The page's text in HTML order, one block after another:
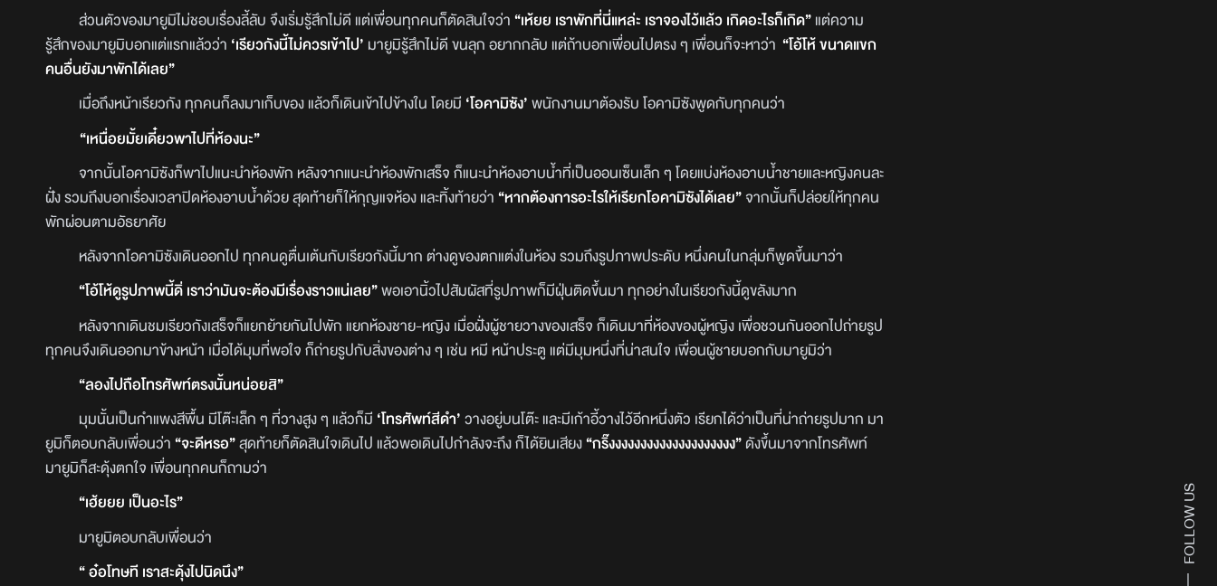
ส่วนตัวของมายูมิไม่ชอบเรื่องลี้ลับ จึงเริ่มรู้สึกไม่ดี แต่เพื่อนทุกคนก็ตัดสินใจว่า“เห้ยย เราพักที่นี่แหล่ะ เราจองไว้แล้ว เกิดอะไรก็เกิด”แต่ความ
รู้สึกของมายูมิบอกแต่แรกแล้วว่า ‘เรียวกังนี้ไม่ควรเข้าไป’ มายูมิรู้สึกไม่ดี ขนลุก อยากกลับ แต่ถ้าบอกเพื่อนไปตรง ๆ เพื่อนก็จะหาว่า “โอ้โห้ ขนาดแขก
คนอื่นยังมาพักได้เลย”
เมื่อถึงหน้าเรียวกัง ทุกคนก็ลงมาเก็บของ แล้วก็เดินเข้าไปข้างใน โดยมี ‘โอคามิซัง’พนักงานมาต้องรับ โอคามิซังพูดกับทุกคนว่า
“เหนื่อยมั้ยเดี๋ยวพาไปที่ห้องนะ”
จากนั้นโอคามิซังก็พาไปแนะนำห้องพัก หลังจากแนะนำห้องพักเสร็จ ก็แนะนำห้องอาบน้ำที่เป็นออนเซ็นเล็ก ๆ โดยแบ่งห้องอาบน้ำชายและหญิงคนละ
ฝั่ง รวมถึงบอกเรื่องเวลาปิดห้องอาบน้ำด้วย สุดท้ายก็ให้กุญแจห้อง และทิ้งท้ายว่า“หากต้องการอะไรให้เรียกโอคามิซังได้เลย”จากนั้นก็ปล่อยให้ทุกคน
พักผ่อนตามอัธยาศัย
หลังจากโอคามิซังเดินออกไป ทุกคนดูตื่นเต้นกับเรียวกังนี้มาก ต่างดูของตกแต่งในห้อง รวมถึงรูปภาพประดับ หนึ่งคนในกลุ่มก็พูดขึ้นมาว่า
“โอ้โห้ดูรูปภาพนี้ดิ่ เราว่ามันจะต้องมีเรื่องราวแน่เลย”พอเอานิ้วไปสัมผัสที่รูปภาพก็มีฝุ่นติดขึ้นมา ทุกอย่างในเรียวกังนี้ดูขลังมาก
หลังจากเดินชมเรียวกังเสร็จก็แยกย้ายกันไปพัก แยกห้องชาย-หญิง เมื่อฝั่งผู้ชายวางของเสร็จ ก็เดินมาที่ห้องของผู้หญิง เพื่อชวนกันออกไปถ่ายรูป
ทุกคนจึงเดินออกมาข้างหน้า เมื่อได้มุมที่พอใจ ก็ถ่ายรูปกับสิ่งของต่าง ๆ เช่น หมี หน้าประตู แต่มีมุมหนึ่งที่น่าสนใจ เพื่อนผู้ชายบอกกับมายูมิว่า
“ลองไปถือโทรศัพท์ตรงนั้นหน่อยสิ”
มุมนั้นเป็นกำแพงสีพื้น มีโต๊ะเล็ก ๆ ที่วางสูง ๆ แล้วก็มี ‘โทรศัพท์สีดำ’วางอยู่บนโต๊ะ และมีเก้าอี้วางไว้อีกหนึ่งตัว เรียกได้ว่าเป็นที่น่าถ่ายรูปมาก มา
ยูมิก็ตอบกลับเพื่อนว่า“จะดีหรอ”สุดท้ายก็ตัดสินใจเดินไป แล้วพอเดินไปกำลังจะถึง ก็ได้ยินเสียง“กริ๊งงงงงงงงงงงงงงงงงงงง”ดังขึ้นมาจากโทรศัพท์
มายูมิก็สะดุ้งตกใจ เพื่อนทุกคนก็ถามว่า
“เฮ้ยยย เป็นอะไร”
มายูมิตอบกลับเพื่อนว่า
“ อ๋อโทษที เราสะดุ้งไปนิดนึง”
FOLLOW US